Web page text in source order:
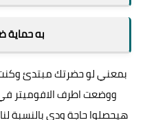
به حماية
بمعني لو حضرتك مبتدئ
ووضعت اطرف الافوميتر
هيحصلوا حاجة ودي بالنسبة